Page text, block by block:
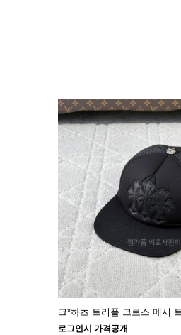
크*하츠 트리플 크로스 메시
로그인시 가격공개